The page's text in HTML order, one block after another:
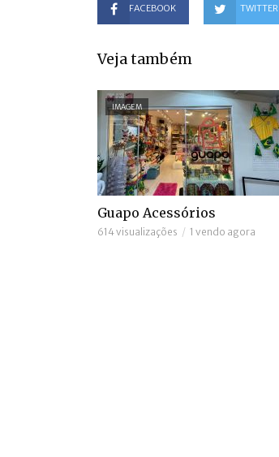
FACEBOOK TWITTER
Veja também
IMAGEM
Guapo Acessórios
614 visualizações 1 vendo agora